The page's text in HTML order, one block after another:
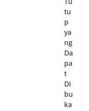
tu
p
ya
ng
Da
pa
t
Di
bu
ka